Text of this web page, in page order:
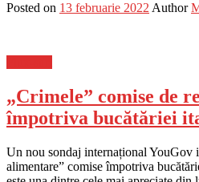
Posted on 13 februarie 2022 Author
„Crimele” comise de
împotriva bucătăriei
Un nou sondaj internațional YouGov
alimentare” comise împotriva